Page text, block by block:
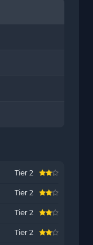
Tier 2
Tier 2
Tier 2
Tier 2